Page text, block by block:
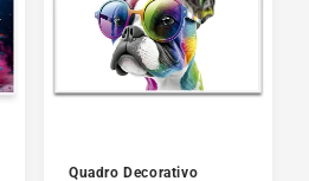
Quadro Decorativo